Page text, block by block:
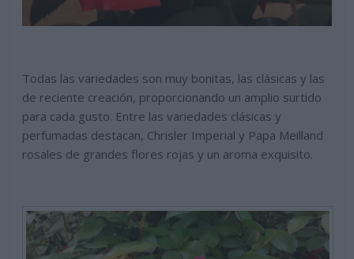
Todas las variedades son muy bonitas, las clásicas y las
de reciente creación, proporcionando un amplio surtido
para cada gusto. Entre las variedades clásicas y
perfumadas destacan, Chrisler Imperial y Papa Meilland
rosales de grandes flores rojas y un aroma exquisito.